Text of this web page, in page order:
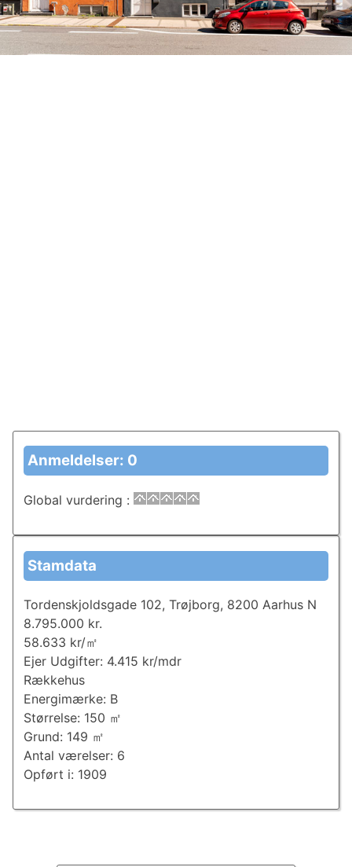
Anmeldelser: 0
Global vurdering :
Stamdata
Tordenskjoldsgade 102, Trøjborg, 8200 Aarhus N
8.795.000 kr.
58.633 kr/㎡
Ejer Udgifter: 4.415 kr/mdr
Rækkehus
Energimærke: B
Størrelse: 150 ㎡
Grund: 149 ㎡
Antal værelser: 6
Opført i: 1909